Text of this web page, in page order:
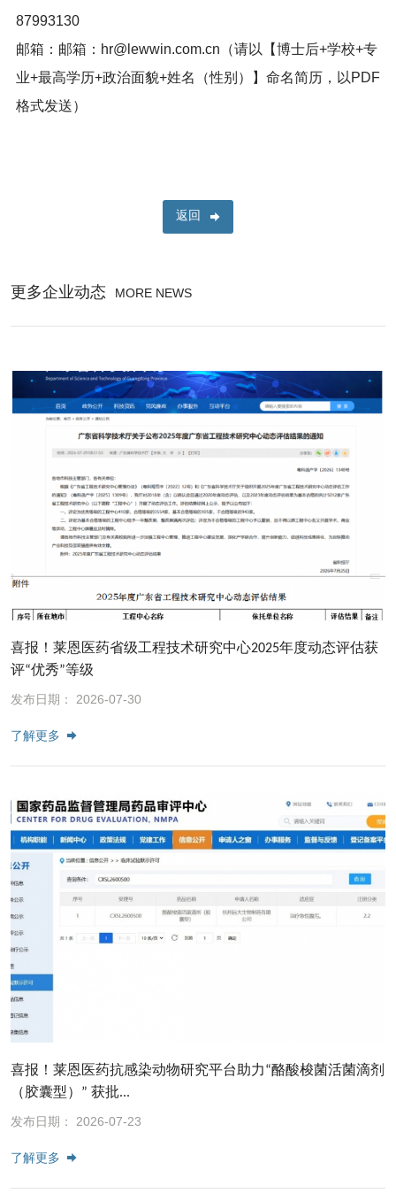
87993130
邮箱：邮箱：hr@lewwin.com.cn（请以【博士后+学校+专
业+最高学历+政治面貌+姓名（性别）】命名简历，以PDF
格式发送）
返回
更多企业动态 MORE NEWS
喜报！莱恩医药省级工程技术研究中心2025年度动态评估获
评“优秀”等级
发布日期： 2026-07-30
了解更多
喜报！莱恩医药抗感染动物研究平台助力“酪酸梭菌活菌滴剂
（胶囊型）” 获批...
发布日期： 2026-07-23
了解更多